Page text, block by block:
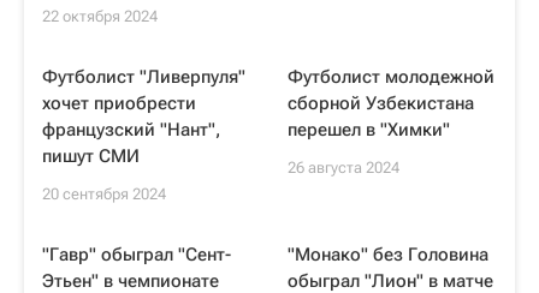
22 октября 2024
Футболист "Ливерпуля"
хочет приобрести
французский "Нант",
пишут СМИ
20 сентября 2024
Футболист молодежной
сборной Узбекистана
перешел в "Химки"
26 августа 2024
"Гавр" обыграл "Сент-
Этьен" в чемпионате
"Монако" без Головина
обыграл "Лион" в матче